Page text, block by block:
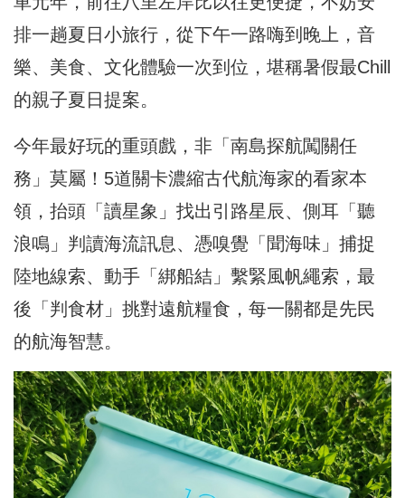
排一趟夏日小旅行，從下午一路嗨到晚上，音
樂、美食、文化體驗一次到位，堪稱暑假最Chill
的親子夏日提案。
今年最好玩的重頭戲，非「南島探航闖關任
務」莫屬！5道關卡濃縮古代航海家的看家本
領，抬頭「讀星象」找出引路星辰、側耳「聽
浪鳴」判讀海流訊息、憑嗅覺「聞海味」捕捉
陸地線索、動手「綁船結」繫緊風帆繩索，最
後「判食材」挑對遠航糧食，每一關都是先民
的航海智慧。